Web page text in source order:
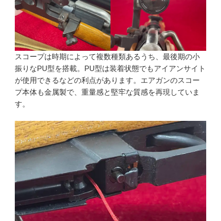
スコープは時期によって複数種類あるうち、最後期の小
振りなPU型を搭載。PU型は装着状態でもアイアンサイト
が使用できるなどの利点があります。エアガンのスコー
プ本体も金属製で、重量感と堅牢な質感を再現していま
す。